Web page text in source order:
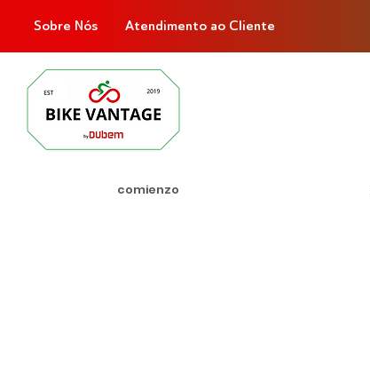
Sobre Nós Atendimento ao Cliente
comienzo